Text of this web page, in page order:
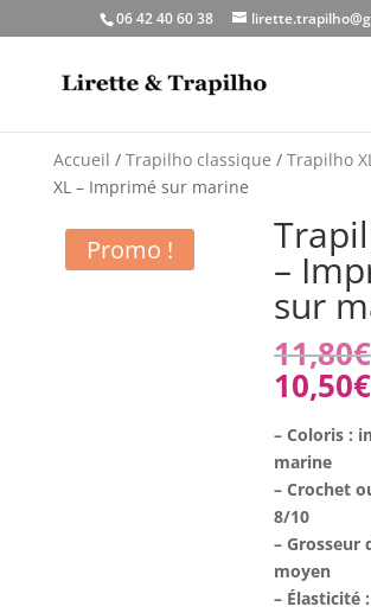
06 42 40 60 38
Accueil / Trapilho classique / Trapilho
XL – Imprimé sur marine
Promo ! –
sur
11,80€
10,50€
– Coloris :
marine
– Crochet
8/10
– Grosseur
moyen
– Élasticité